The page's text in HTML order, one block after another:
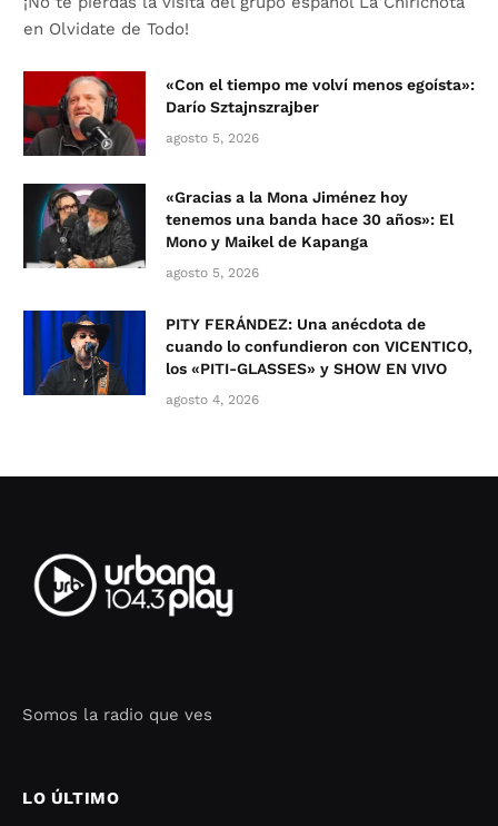
en Olvidate de Todo!
«Con el tiempo me volví menos egoísta»:
Darío Sztajnszrajber
agosto 5, 2026
«Gracias a la Mona Jiménez hoy
tenemos una banda hace 30 años»: El
Mono y Maikel de Kapanga
agosto 5, 2026
PITY FERÁNDEZ: Una anécdota de
cuando lo confundieron con VICENTICO,
los «PITI-GLASSES» y SHOW EN VIVO
agosto 4, 2026
Somos la radio que ves
LO ÚLTIMO